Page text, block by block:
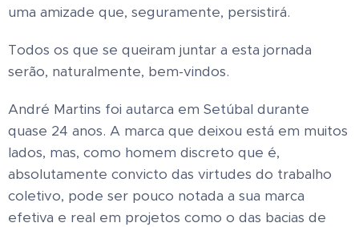
uma amizade que, seguramente, persistirá.
Todos os que se queiram juntar a esta jornada
serão, naturalmente, bem-vindos.
André Martins foi autarca em Setúbal durante
quase 24 anos. A marca que deixou está em muitos
lados, mas, como homem discreto que é,
absolutamente convicto das virtudes do trabalho
coletivo, pode ser pouco notada a sua marca
efetiva e real em projetos como o das bacias de